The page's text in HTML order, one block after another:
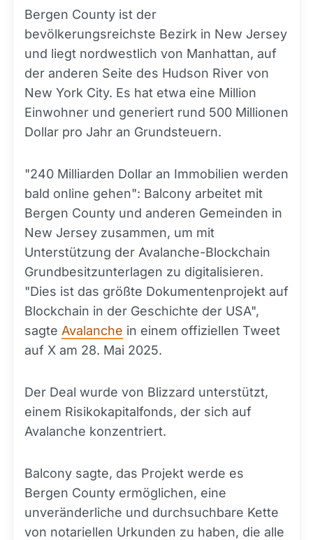
Bergen County ist der
bevölkerungsreichste Bezirk in New Jersey
und liegt nordwestlich von Manhattan, auf
der anderen Seite des Hudson River von
New York City. Es hat etwa eine Million
Einwohner und generiert rund 500 Millionen
Dollar pro Jahr an Grundsteuern.
"240 Milliarden Dollar an Immobilien werden
bald online gehen": Balcony arbeitet mit
Bergen County und anderen Gemeinden in
New Jersey zusammen, um mit
Unterstützung der Avalanche-Blockchain
Grundbesitzunterlagen zu digitalisieren.
"Dies ist das größte Dokumentenprojekt auf
Blockchain in der Geschichte der USA",
sagte Avalanche in einem offiziellen Tweet
auf X am 28. Mai 2025.
Der Deal wurde von Blizzard unterstützt,
einem Risikokapitalfonds, der sich auf
Avalanche konzentriert.
Balcony sagte, das Projekt werde es
Bergen County ermöglichen, eine
unveränderliche und durchsuchbare Kette
von notariellen Urkunden zu haben, die alle